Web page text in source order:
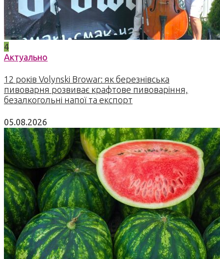
4
Актуально
12 років Volynski Browar: як березнівська
пивоварня розвиває крафтове пивоваріння,
безалкогольні напої та експорт
05.08.2026